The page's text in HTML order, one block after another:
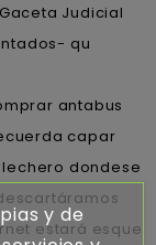
Judicial
qu
antabus
capar
dondese
estará esque
y de